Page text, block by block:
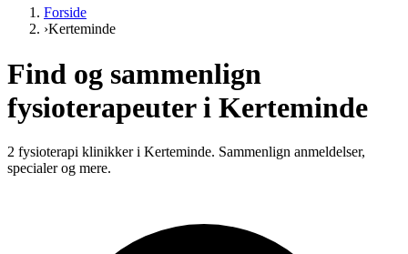
Forside
›Kerteminde
Find og sammenlign
fysioterapeuter i Kerteminde
2 fysioterapi klinikker i Kerteminde. Sammenlign anmeldelser,
specialer og mere.